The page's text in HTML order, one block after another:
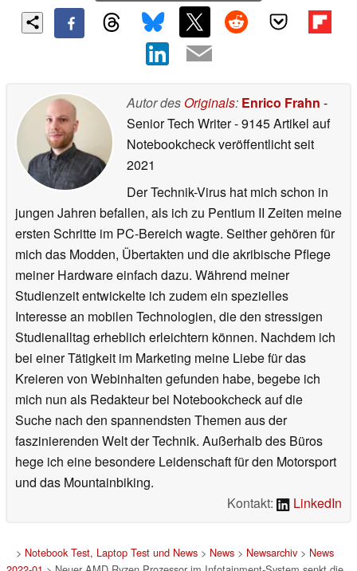
Autor des Originals: Enrico Frahn -
Senior Tech Writer- 9145 Artikel auf
Notebookcheck veröffentlichtseit
2021
Der Technik-Virus hat mich schon in
jungen Jahren befallen, als ich zu Pentium II Zeiten meine
ersten Schritte im PC-Bereich wagte. Seither gehören für
mich das Modden, Übertakten und die akribische Pflege
meiner Hardware einfach dazu. Während meiner
Studienzeit entwickelte ich zudem ein spezielles
Interesse an mobilen Technologien, die den stressigen
Studienalltag erheblich erleichtern können. Nachdem ich
bei einer Tätigkeit im Marketing meine Liebe für das
Kreieren von Webinhalten gefunden habe, begebe ich
mich nun als Redakteur bei Notebookcheck auf die
Suche nach den spannendsten Themen aus der
faszinierenden Welt der Technik. Außerhalb des Büros
hege ich eine besondere Leidenschaft für den Motorsport
und das Mountainbiking.
Kontakt:
LinkedIn
> Notebook Test, Laptop Test und News> News> Newsarchiv> News